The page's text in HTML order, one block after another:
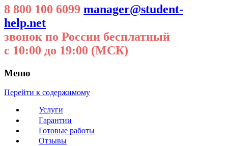
8 800 100 6099 manager@student-
help.net
звонок по России бесплатный
с 10:00 до 19:00 (МСК)
Меню
Перейти к содержимому
Услуги
Гарантии
Готовые работы
Отзывы